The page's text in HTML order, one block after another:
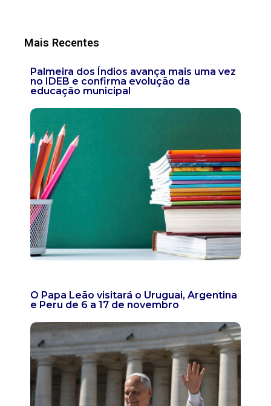
Mais Recentes
Palmeira dos Índios avança mais uma vez
no IDEB e confirma evolução da
educação municipal
O Papa Leão visitará o Uruguai, Argentina
e Peru de 6 a 17 de novembro